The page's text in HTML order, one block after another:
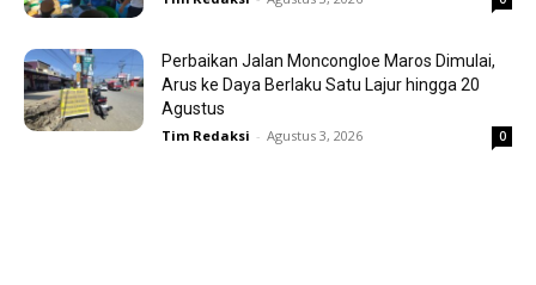
Perbaikan Jalan Moncongloe Maros Dimulai,
Arus ke Daya Berlaku Satu Lajur hingga 20
Agustus
Tim Redaksi - Agustus 3, 2026 0